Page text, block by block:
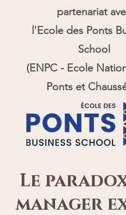
partenariat
l'Ecole des Ponts
School
(ENPC - Ecole
Ponts et
Le
manager